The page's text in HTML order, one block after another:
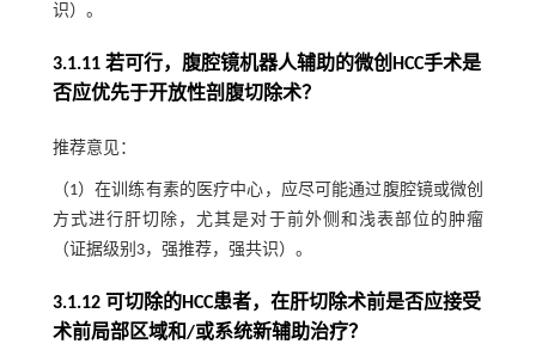
识）。
3.1.11 若可行，腹腔镜机器人辅助的微创HCC手术是
否应优先于开放性剖腹切除术？
推荐意见：
（1）在训练有素的医疗中心，应尽可能通过腹腔镜或微创
方式进行肝切除，尤其是对于前外侧和浅表部位的肿瘤
（证据级别3，强推荐，强共识）。
3.1.12 可切除的HCC患者，在肝切除术前是否应接受
术前局部区域和/或系统新辅助治疗？